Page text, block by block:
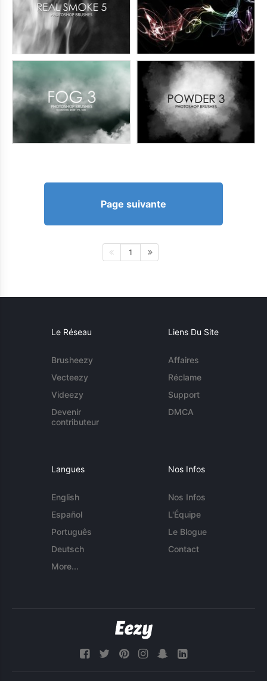
Page suivante
1
Le Réseau
Brusheezy
Vecteezy
Videezy
Devenir
contributeur
Liens Du Site
Affaires
Réclame
Support
DMCA
Langues
English
Español
Português
Deutsch
More...
Nos Infos
Nos Infos
L'Équipe
Le Blogue
Contact